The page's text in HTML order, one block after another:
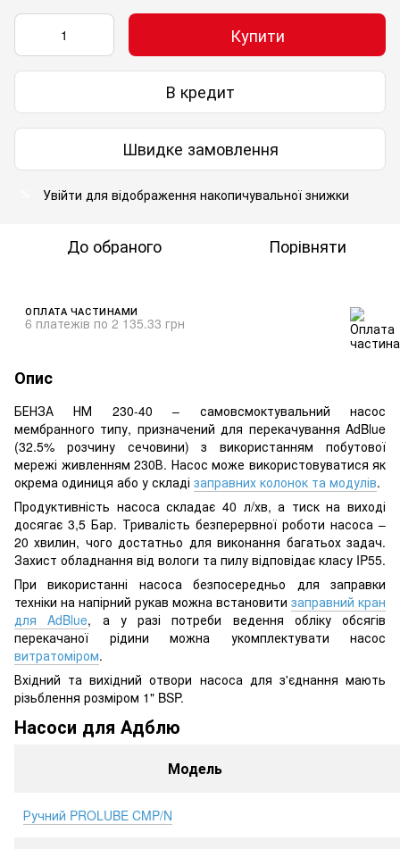
Купити
В кредит
Швидке замовлення
Увійти для відображення накопичувальної знижки
До обраного Порівняти
ОПЛАТА ЧАСТИНАМИ
6 платежів по 2 135.33 грн
Опис
БЕНЗА НМ 230-40 – самовсмоктувальний насос
мембранного типу, призначений для перекачування AdBlue
(32.5% розчину сечовини) з використанням побутової
мережі живленням 230В. Насос може використовуватися як
окрема одиниця або у складі заправних колонок та модулів.
Продуктивність насоса складає 40 л/хв, а тиск на виході
досягає 3,5 Бар. Тривалість безперервної роботи насоса –
20 хвилин, чого достатньо для виконання багатьох задач.
Захист обладнання від вологи та пилу відповідає класу IP55.
При використанні насоса безпосередньо для заправки
техніки на напірний рукав можна встановити заправний кран
для AdBlue, а у разі потреби ведення обліку обсягів
перекачаної рідини можна укомплектувати насос
витратоміром.
Вхідний та вихідний отвори насоса для з'єднання мають
різьблення розміром 1" BSP.
Насоси для Адблю
Модель
Ручний PROLUBE CMP/N